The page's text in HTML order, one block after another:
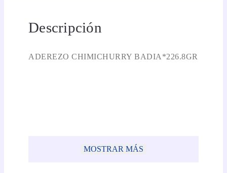
Descripción
ADEREZO CHIMICHURRY BADIA*226.8GR
MOSTRAR MÁS